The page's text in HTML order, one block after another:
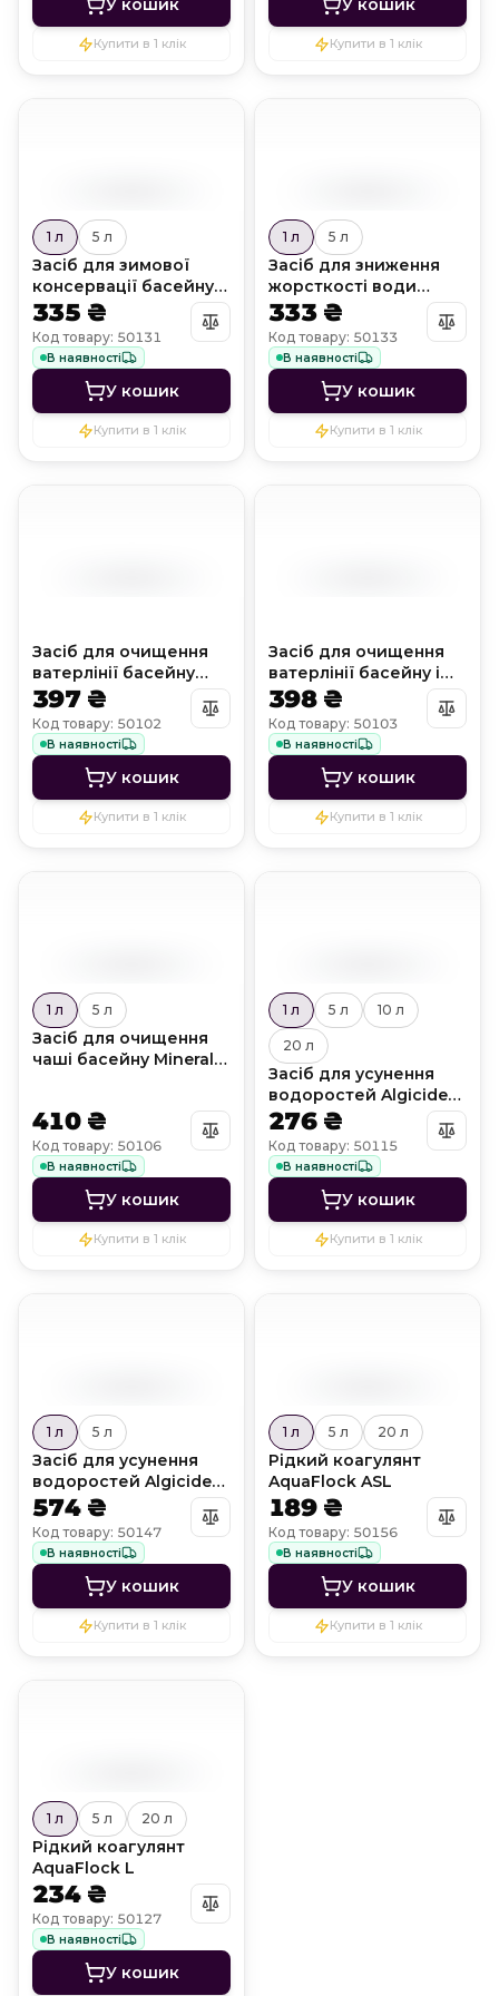
У кошик
Купити в 1 клік
У кошик
Купити в 1 клік
1 л 5 л
Засіб для зимової
консервації басейну
WinterCare
335 ₴
Код товару: 50131
В наявності
У кошик
Купити в 1 клік
1 л 5 л
Засіб для зниження
жорсткості води
Calcium Off
333 ₴
Код товару: 50133
В наявності
У кошик
Купити в 1 клік
Засіб для очищення
ватерлінії басейну
Clean Line Крок 1
397 ₴
Код товару: 50102
В наявності
У кошик
Купити в 1 клік
Засіб для очищення
ватерлінії басейну і
СПА Clean Line Крок 2
398 ₴
Код товару: 50103
В наявності
У кошик
Купити в 1 клік
1 л 5 л
Засіб для очищення
чаші басейну Mineral
410 ₴
Код товару: 50106
В наявності
У кошик
Купити в 1 клік
1 л 5 л 10 л
20 л
Засіб для усунення
водоростей Algicide
AC
276 ₴
Код товару: 50115
В наявності
У кошик
Купити в 1 клік
1 л 5 л
Засіб для усунення
водоростей Algicide
Shock
574 ₴
Код товару: 50147
В наявності
У кошик
Купити в 1 клік
1 л 5 л 20 л
Рідкий коагулянт
AquaFlock ASL
189 ₴
Код товару: 50156
В наявності
У кошик
Купити в 1 клік
1 л 5 л 20 л
Рідкий коагулянт
AquaFlock L
234 ₴
Код товару: 50127
В наявності
У кошик